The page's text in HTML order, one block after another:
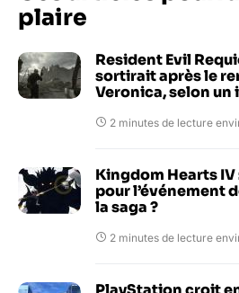
plaire
Resident Evil
sortirait après le
Veronica, selon un
2 minutes de lecture
Kingdom Hearts IV
pour l’événement
la saga ?
2 minutes de lecture